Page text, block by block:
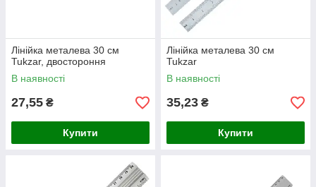
Лінійка металева 30 см
Tukzar, двостороння
В наявності
27,55 ₴
Купити
Лінійка металева 30 см
Tukzar
В наявності
35,23 ₴
Купити